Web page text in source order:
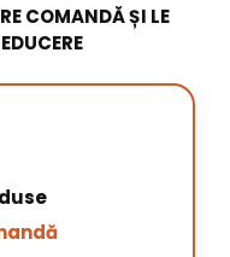
COMANDĂ ȘI LE